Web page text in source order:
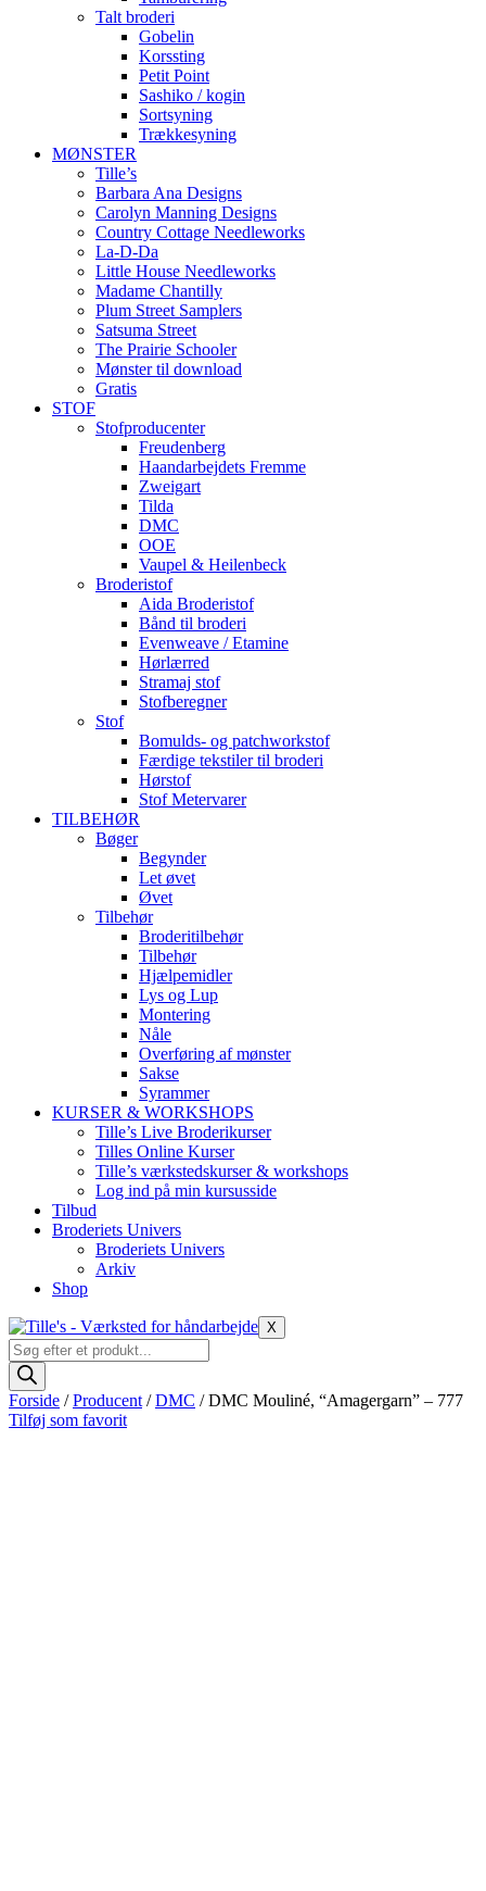
Talt broderi
Gobelin
Korssting
Petit Point
Sashiko / kogin
Sortsyning
Trækkesyning
MØNSTER
Tille’s
Barbara Ana Designs
Carolyn Manning Designs
Country Cottage Needleworks
La-D-Da
Little House Needleworks
Madame Chantilly
Plum Street Samplers
Satsuma Street
The Prairie Schooler
Mønster til download
Gratis
STOF
Stofproducenter
Freudenberg
Haandarbejdets Fremme
Zweigart
Tilda
DMC
OOE
Vaupel & Heilenbeck
Broderistof
Aida Broderistof
Bånd til broderi
Evenweave / Etamine
Hørlærred
Stramaj stof
Stofberegner
Stof
Bomulds- og patchworkstof
Færdige tekstiler til broderi
Hørstof
Stof Metervarer
TILBEHØR
Bøger
Begynder
Let øvet
Øvet
Tilbehør
Broderitilbehør
Tilbehør
Hjælpemidler
Lys og Lup
Montering
Nåle
Overføring af mønster
Sakse
Syrammer
KURSER & WORKSHOPS
Tille’s Live Broderikurser
Tilles Online Kurser
Tille’s værkstedskurser & workshops
Log ind på min kursusside
Tilbud
Broderiets Univers
Broderiets Univers
Arkiv
Shop
X
Products
search
Forside /Producent /DMC / DMC Mouliné, “Amagergarn” – 777
Tilføj som favorit